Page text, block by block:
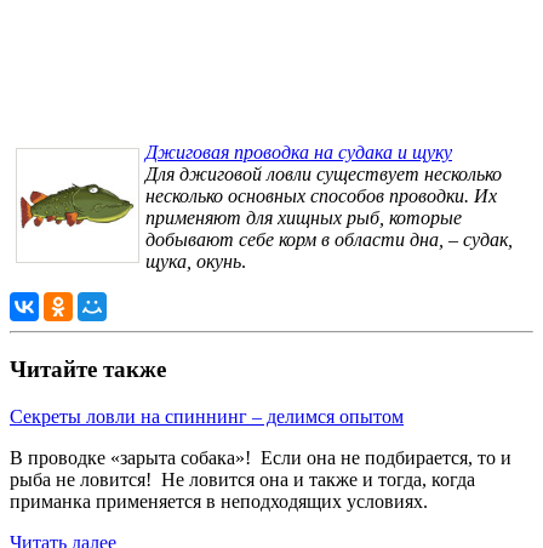
Джиговая проводка на судака и щуку
Для джиговой ловли существует несколько
несколько основных способов проводки. Их
применяют для хищных рыб, которые
добывают себе корм в области дна, – судак,
щука, окунь.
Читайте также
Секреты ловли на спиннинг – делимся опытом
В проводке «зарыта собака»! Если она не подбирается, то и
рыба не ловится! Не ловится она и также и тогда, когда
приманка применяется в неподходящих условиях.
Читать далее